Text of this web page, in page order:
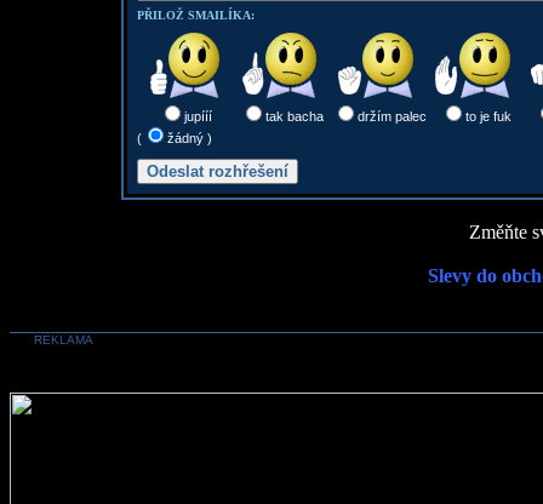
PŘILOŽ SMAILÍKA:
jupííí tak bacha držím palec
to je fuk
(
žádný )
Změňte
Slevy do
REKLAMA